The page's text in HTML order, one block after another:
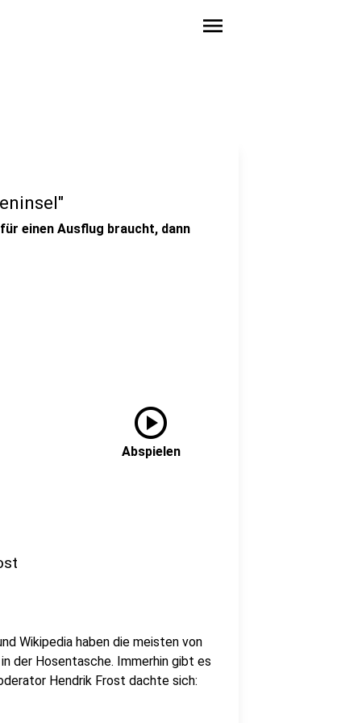
menu
einen Ausflug braucht, dann
play_circle
Abspielen
Wikipedia haben die meisten von
der Hosentasche. Immerhin gibt es
Hendrik Frost dachte sich: